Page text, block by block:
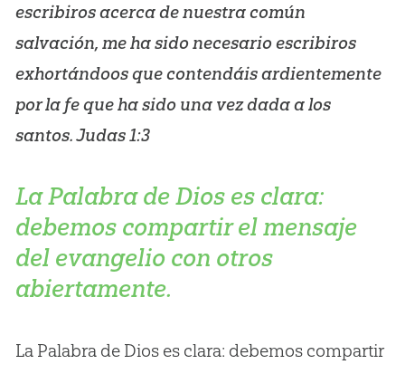
escribiros acerca de nuestra común
salvación, me ha sido necesario escribiros
exhortándoos que contendáis ardientemente
por la fe que ha sido una vez dada a los
santos. Judas 1:3
La Palabra de Dios es clara:
debemos compartir el mensaje
del evangelio con otros
abiertamente.
La Palabra de Dios es clara: debemos compartir